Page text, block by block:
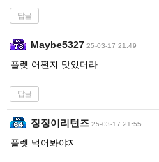
답글
Maybe5327 25-03-17 21:49
플렛 어쩐지 맛있더라
답글
징징이리턴즈 25-03-17 21:55
플렛 먹어봐야지